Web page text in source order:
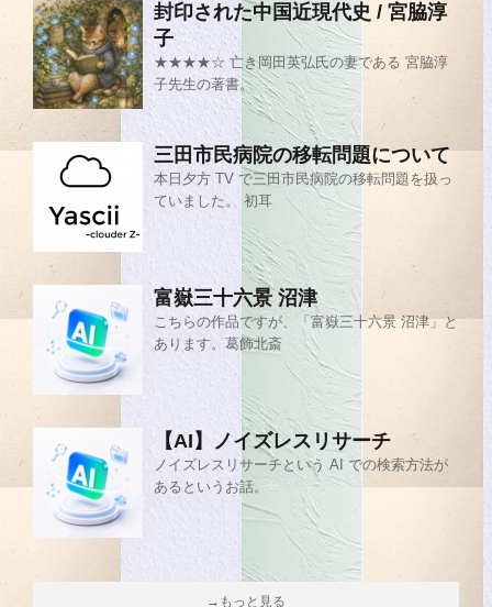
封印された中国近現代史 / 宮脇淳
子
★★★★☆ 亡き岡田英弘氏の妻である 宮脇淳
子先生の著書。
三田市民病院の移転問題について
本日夕方 TV で三田市民病院の移転問題を扱っ
ていました。 初耳
富嶽三十六景 沼津
こちらの作品ですが、「富嶽三十六景 沼津」と
あります。葛飾北斎
【AI】ノイズレスリサーチ
ノイズレスリサーチという AI での検索方法が
あるというお話。
→もっと見る